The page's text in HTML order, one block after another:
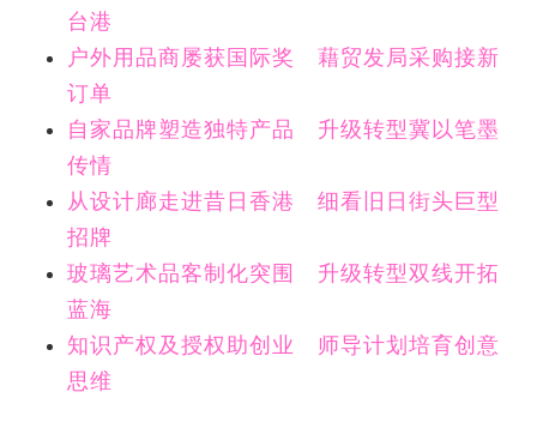
台港
户外用品商屡获国际奖 藉贸发局采购接新
订单
自家品牌塑造独特产品 升级转型冀以笔墨
传情
从设计廊走进昔日香港 细看旧日街头巨型
招牌
玻璃艺术品客制化突围 升级转型双线开拓
蓝海
知识产权及授权助创业 师导计划培育创意
思维